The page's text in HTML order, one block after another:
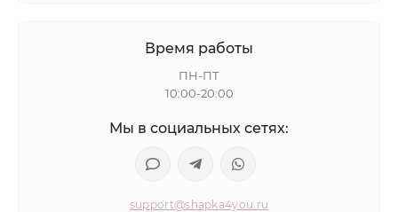
Время работы
ПН-ПТ
10:00-20:00
Мы в социальных сетях:
support@shapka4you.ru